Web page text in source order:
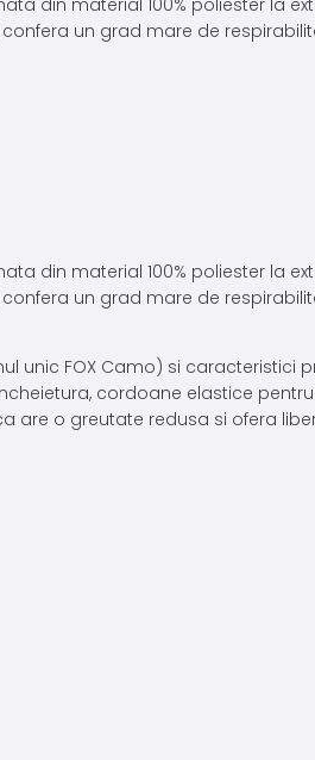
confera un grad mare de
din material 100% poliester
confera un grad mare de
unic FOX Camo) si
cordoane elastice
are o greutate redusa si ofera